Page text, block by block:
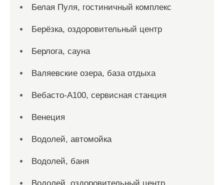
Белая Пуля, гостиничный комплекс
Берёзка, оздоровительный центр
Берлога, сауна
Валяевские озера, база отдыха
Вебасто-А100, сервисная станция
Венеция
Водолей, автомойка
Водолей, баня